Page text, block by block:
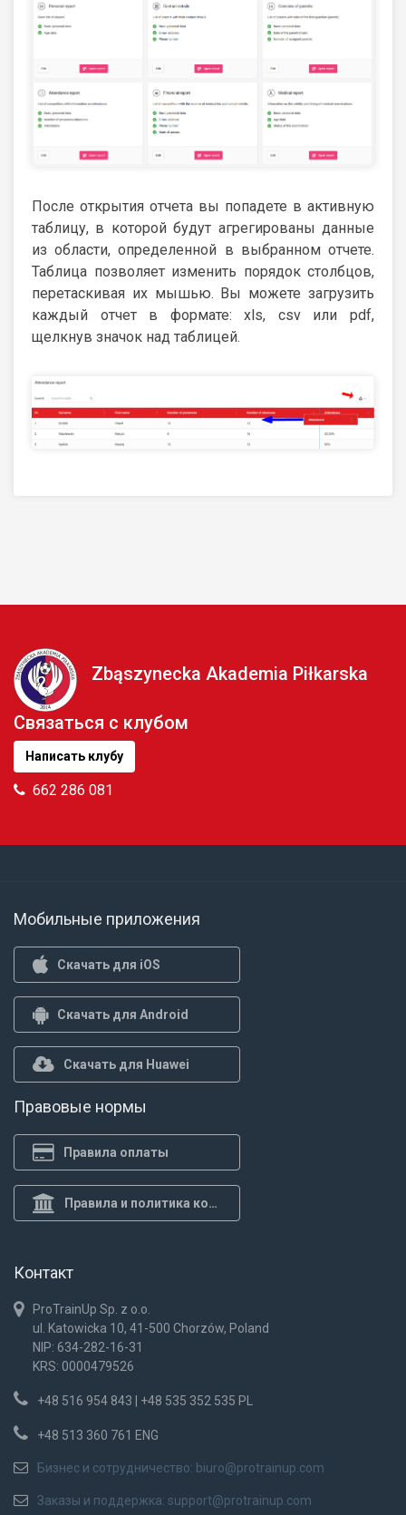
После открытия отчета вы попадете в активную
таблицу, в которой будут агрегированы данные
из области, определенной в выбранном отчете.
Таблица позволяет изменить порядок столбцов,
перетаскивая их мышью. Вы можете загрузить
каждый отчет в формате: xls, csv или pdf,
щелкнув значок над таблицей.
Zbąszynecka Akademia Piłkarska
Связаться с клубом
Написать клубу
662 286 081
Мобильные приложения
Скачать для iOS
Скачать для Android
Скачать для Huawei
Правовые нормы
Правила оплаты
Правила и политика конф.
Контакт
ProTrainUp Sp. z o.o.
ul. Katowicka 10, 41-500 Chorzów, Poland
NIP: 634-282-16-31
KRS: 0000479526
+48 516 954 843 | +48 535 352 535 PL
+48 513 360 761 ENG
Бизнес и сотрудничество: biuro@protrainup.com
Заказы и поддержка: support@protrainup.com